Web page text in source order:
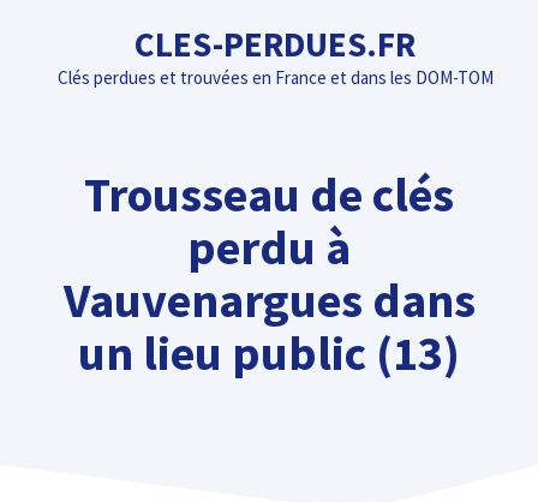
contenu
CLES-PERDUES.FR
Clés perdues et trouvées en France et dans les DOM-TOM
Trousseau de clés
perdu à
Vauvenargues dans
un lieu public (13)